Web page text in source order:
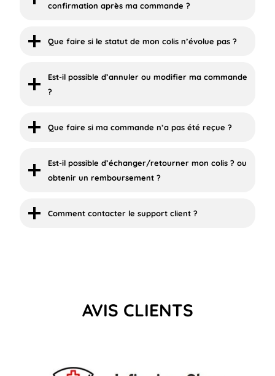
confirmation après ma commande ?
Que faire si le statut de mon colis n’évolue pas ?
Est-il possible d’annuler ou modifier ma commande
?
Que faire si ma commande n’a pas été reçue ?
Est-il possible d’échanger/retourner mon colis ? ou
obtenir un remboursement ?
Comment contacter le support client ?
AVIS CLIENTS